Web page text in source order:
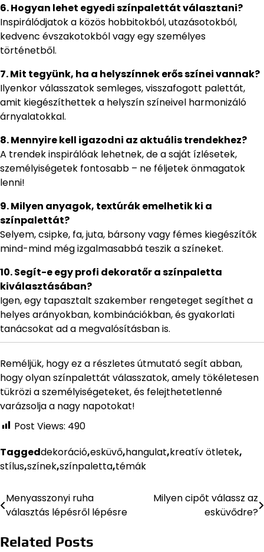
6. Hogyan lehet egyedi színpalettát választani?
Inspirálódjatok a közös hobbitokból, utazásotokból,
kedvenc évszakotokból vagy egy személyes
történetből.
7. Mit tegyünk, ha a helyszínnek erős színei vannak?
Ilyenkor válasszatok semleges, visszafogott palettát,
amit kiegészíthettek a helyszín színeivel harmonizáló
árnyalatokkal.
8. Mennyire kell igazodni az aktuális trendekhez?
A trendek inspirálóak lehetnek, de a saját ízlésetek,
személyiségetek fontosabb – ne féljetek önmagatok
lenni!
9. Milyen anyagok, textúrák emelhetik ki a
színpalettát?
Selyem, csipke, fa, juta, bársony vagy fémes kiegészítők
mind-mind még izgalmasabbá teszik a színeket.
10. Segít-e egy profi dekoratőr a színpaletta
kiválasztásában?
Igen, egy tapasztalt szakember rengeteget segíthet a
helyes arányokban, kombinációkban, és gyakorlati
tanácsokat ad a megvalósításban is.
Reméljük, hogy ez a részletes útmutató segít abban,
hogy olyan színpalettát válasszatok, amely tökéletesen
tükrözi a személyiségeteket, és felejthetetlenné
varázsolja a nagy napotokat!
Post Views: 490
Taggeddekoráció,esküvő,hangulat,kreatív ötletek,
stílus,színek,színpaletta,témák
Bejegyzés
navigáció
Menyasszonyi ruha
választás lépésről lépésre
Milyen cipőt válassz az
esküvődre?
Related Posts